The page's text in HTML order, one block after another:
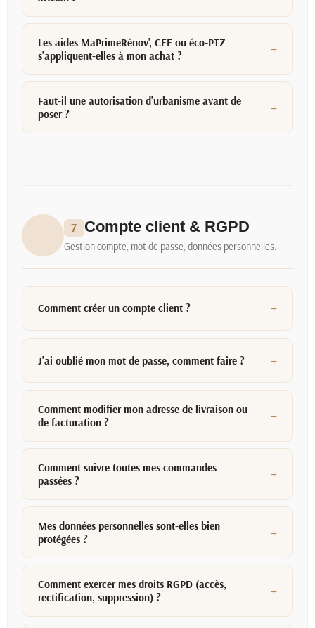
Les aides MaPrimeRénov', CEE ou éco-PTZ
s'appliquent-elles à mon achat ?
Faut-il une autorisation d'urbanisme avant de
poser ?
7 Compte client & RGPD
Gestion compte, mot de passe, données personnelles.
Comment créer un compte client ?
J'ai oublié mon mot de passe, comment faire ?
Comment modifier mon adresse de livraison ou
de facturation ?
Comment suivre toutes mes commandes
passées ?
Mes données personnelles sont-elles bien
protégées ?
Comment exercer mes droits RGPD (accès,
rectification, suppression) ?